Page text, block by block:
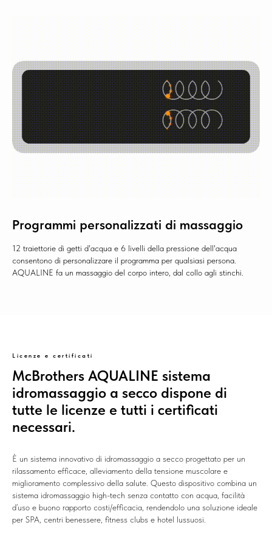
Programmi personalizzati di massaggio
12 traiettorie di getti d'acqua e 6 livelli della pressione dell'acqua
consentono di personalizzare il programma per qualsiasi persona.
AQUALINE fa un massaggio del corpo intero, dal collo agli stinchi.
Licenze e certificati
McBrothers AQUALINE sistema
idromassaggio a secco dispone di
tutte le licenze e tutti i certificati
necessari.
È un sistema innovativo di idromassaggio a secco progettato per un
rilassamento efficace, alleviamento della tensione muscolare e
miglioramento complessivo della salute. Questo dispositivo combina un
sistema idromassaggio high-tech senza contatto con acqua, facilità
d’uso e buono rapporto costi/efficacia, rendendolo una soluzione ideale
per SPA, centri benessere, fitness clubs e hotel lussuosi.